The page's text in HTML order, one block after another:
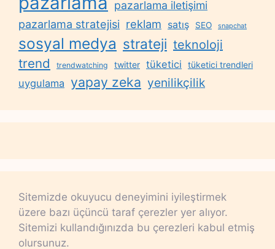
pazarlama iletişimi
pazarlama stratejisi reklam satış SEO snapchat
sosyal medya strateji teknoloji
trend trendwatching twitter tüketici tüketici trendleri
uygulama yapay zeka yenilikçilik
Sitemizde okuyucu deneyimini iyileştirmek
üzere bazı üçüncü taraf çerezler yer alıyor.
Sitemizi kullandığınızda bu çerezleri kabul etmiş
olursunuz.